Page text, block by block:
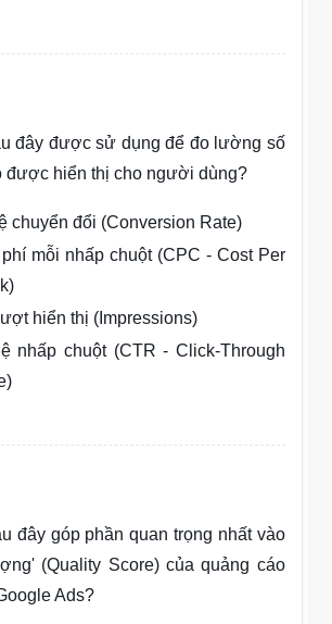
đây được sử dụng để đo lường số
được hiển thị cho người dùng?
chuyển đổi (Conversion Rate)
mỗi nhấp chuột (CPC - Cost Per
hiển thị (Impressions)
nhấp chuột (CTR - Click-Through
đây góp phần quan trọng nhất vào
(Quality Score) của quảng cáo
Ads?